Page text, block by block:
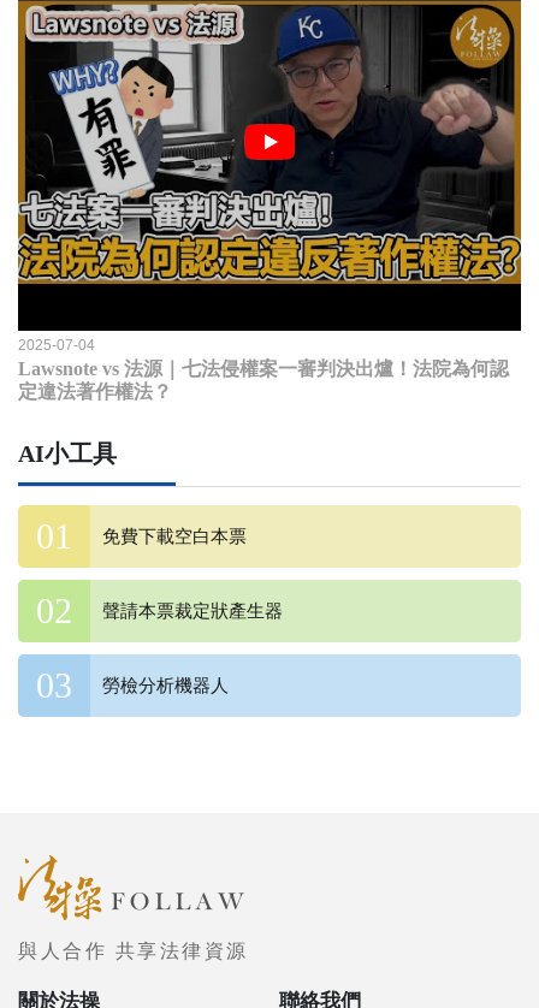
2025-07-04
Lawsnote vs 法源｜七法侵權案一審判決出爐！法院為何認
定違法著作權法？
AI小工具
免費下載空白本票
聲請本票裁定狀產生器
勞檢分析機器人
與人合作 共享法律資源
關於法操 聯絡我們